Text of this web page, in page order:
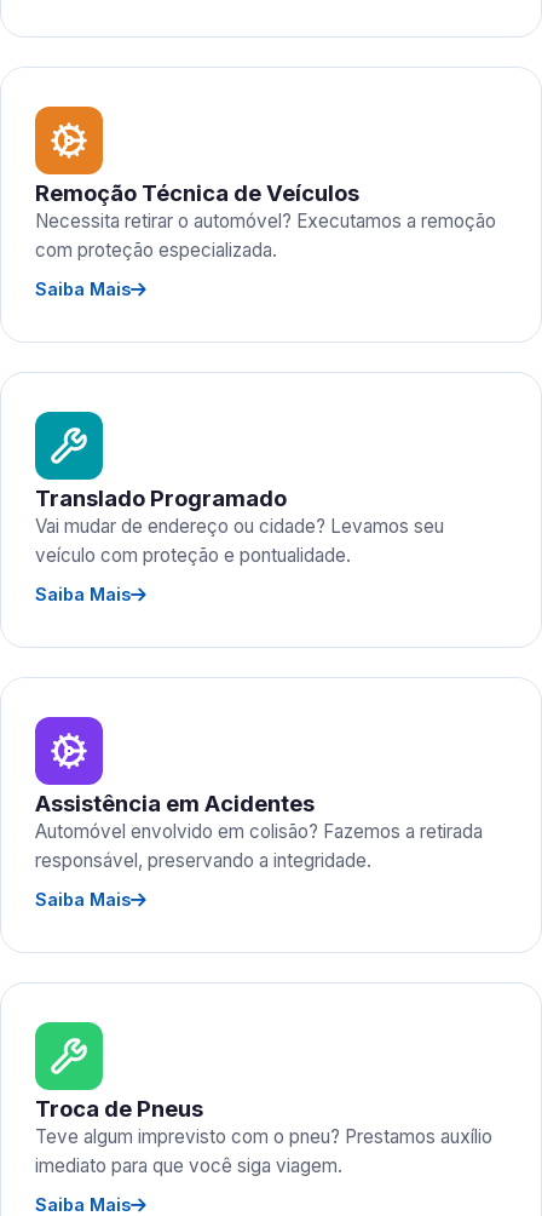
Remoção Técnica de Veículos
Necessita retirar o automóvel? Executamos a remoção
com proteção especializada.
Saiba Mais
Translado Programado
Vai mudar de endereço ou cidade? Levamos seu
veículo com proteção e pontualidade.
Saiba Mais
Assistência em Acidentes
Automóvel envolvido em colisão? Fazemos a retirada
responsável, preservando a integridade.
Saiba Mais
Troca de Pneus
Teve algum imprevisto com o pneu? Prestamos auxílio
imediato para que você siga viagem.
Saiba Mais